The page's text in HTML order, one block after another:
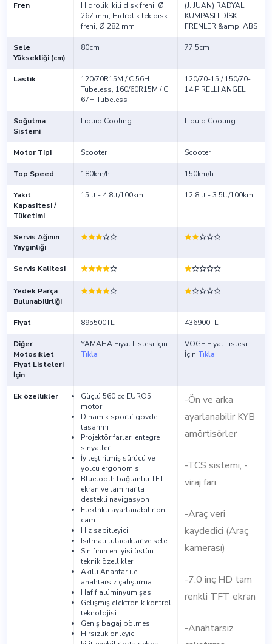
Fren
Hidrolik ikili disk freni, Ø
267 mm, Hidrolik tek disk
freni, Ø 282 mm
(J. JUAN) RADYAL
KUMPASLI DİSK
FRENLER &amp; ABS
Sele
Yüksekliği (cm)
80cm 77.5cm
Lastik
120/70R15M / C 56H
Tubeless, 160/60R15M / C
67H Tubeless
120/70-15 / 150/70-
14 PIRELLI ANGEL
Soğutma
Sistemi
Liquid Cooling Liquid Cooling
Motor Tipi Scooter Scooter
Top Speed 180km/h 150km/h
Yakıt
Kapasitesi /
Tüketimi
15 lt - 4.8lt/100km 12.8 lt - 3.5lt/100km
Servis Ağının
Yaygınlığı
Servis Kalitesi
Yedek Parça
Bulunabilirliği
Fiyat 895500TL 436900TL
Diğer
Motosiklet
Fiyat Listeleri
İçin
YAMAHA Fiyat Listesi İçin
Tıkla
VOGE Fiyat Listesi
İçin Tıkla
Ek özellikler
Güçlü 560 cc EURO5
motor
Dinamik sportif gövde
tasarımı
Projektör farlar, entegre
sinyaller
İyileştirilmiş sürücü ve
yolcu ergonomisi
Bluetooth bağlantılı TFT
ekran ve tam harita
destekli navigasyon
Elektrikli ayarlanabilir ön
cam
Hız sabitleyici
Isıtmalı tutacaklar ve sele
Sınıfının en iyisi üstün
teknik özellikler
Akıllı Anahtar ile
anahtarsız çalıştırma
Hafif alüminyum şasi
Gelişmiş elektronik kontrol
teknolojisi
Geniş bagaj bölmesi
Hırsızlık önleyici
-Ön ve arka
ayarlanabilir KYB
amörtisörler
-TCS sistemi, -
viraj farı
-Araç veri
kaydedici (Araç
kamerası)
-7.0 inç HD tam
renkli TFT ekran
-Anahtarsız